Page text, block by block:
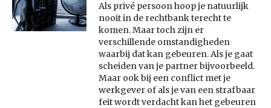
Als privé persoon hoop je natuurlijk
nooit in de rechtbank terecht te
komen. Maar toch zijn er
verschillende omstandigheden
waarbij dat kan gebeuren. Als je gaat
scheiden van je partner bijvoorbeeld.
Maar ook bij een conflict met je
werkgever of als je van een strafbaar
feit wordt verdacht kan het gebeuren